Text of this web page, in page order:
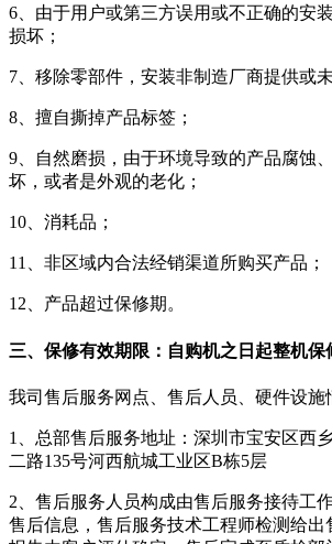
6、由于用户或第三方误用或不正确的安
损坏；
7、移除零部件，安装非制造厂商提供或
8、擅自撕掉产品标签；
9、自然磨损，由于环境导致的产品腐蚀
坏，或者是外观的老化；
10、消耗品；
11、非区域内合法经销渠道所购买产品；
12、产品超过保修期。
三、保修有效期限：自购机之日起整机保
我司售后服务网点、售后人员、硬件设施
1、总部售后服务地址：深圳市宝安区西
二路135号河西航城工业区B栋5层
2、售后服务人员构成由售后服务接待工
售后信息，售后服务技术工程师检测给出